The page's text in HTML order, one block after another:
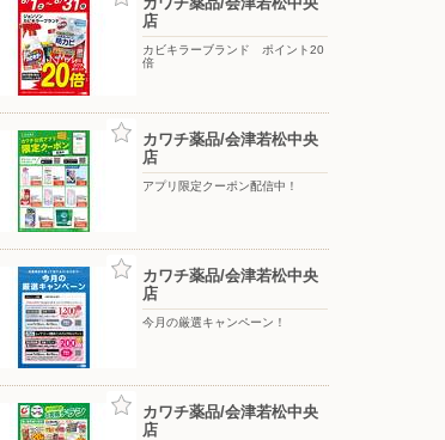
発泡酒・チューハイの酒税が上が
店
カビキラーブランド ポイント20
倍
カワチ薬品/会津若松中央
店
アプリ限定クーポン配信中！
カワチ薬品/会津若松中央
店
今月の厳選キャンペーン！
カワチ薬品/会津若松中央
店